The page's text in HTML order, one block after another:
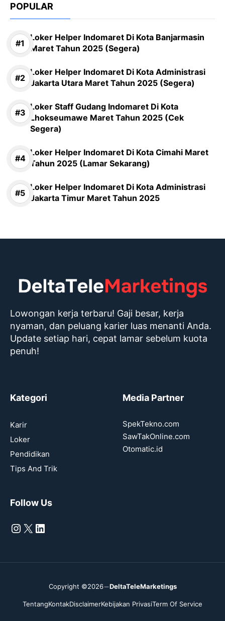
POPULAR
Loker Helper Indomaret Di Kota Banjarmasin
Maret Tahun 2025 (Segera)
Loker Helper Indomaret Di Kota Administrasi
Jakarta Utara Maret Tahun 2025 (Segera)
Loker Staff Gudang Indomaret Di Kota
Lhokseumawe Maret Tahun 2025 (Cek
Segera)
Loker Helper Indomaret Di Kota Cimahi Maret
Tahun 2025 (Lamar Sekarang)
Loker Helper Indomaret Di Kota Administrasi
Jakarta Timur Maret Tahun 2025
Lowongan kerja terbaru! Gaji besar, kerja
nyaman, dan peluang karier luas menanti Anda.
Update setiap hari, cepat lamar sebelum kuota
penuh!
Kategori
Karir
Loker
Pendidikan
Tips And Trik
Media Partner
SpekTekno.com
SawTakOnline.com
Otomatic.id
Follow Us
Instagram
X LinkedIn
Copyright ©2026 DeltaTeleMarketings
TentangKontakDisclaimerKebijakan PrivasiTerm Of Service